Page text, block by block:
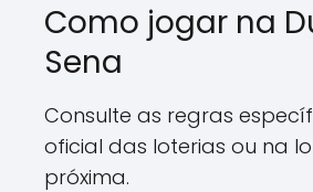
Como jogar na
Sena
Consulte as regras
oficial das loterias ou na
próxima.